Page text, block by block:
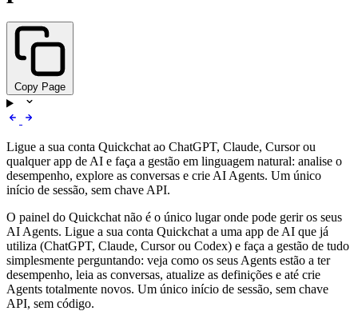
Copy Page
Ligue a sua conta Quickchat ao ChatGPT, Claude, Cursor ou
qualquer app de AI e faça a gestão em linguagem natural: analise o
desempenho, explore as conversas e crie AI Agents. Um único
início de sessão, sem chave API.
O painel do Quickchat não é o único lugar onde pode gerir os seus
AI Agents. Ligue a sua conta Quickchat a uma app de AI que já
utiliza (ChatGPT, Claude, Cursor ou Codex) e faça a gestão de tudo
simplesmente perguntando: veja como os seus Agents estão a ter
desempenho, leia as conversas, atualize as definições e até crie
Agents totalmente novos. Um único início de sessão, sem chave
API, sem código.